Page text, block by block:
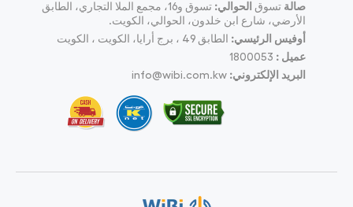
صالة تسوق الحوالي:
تسوق و16، مجمع الملا التجاري، الطابق
الأرضي، شارع ابن خلدون، الحوالي، الكويت.
أوفيس الرئيسي: الطابق 49 ، برج أرايا، الكويت ، الكويت
عميل : 1800053
البريد الإلكتروني: info@wibi.com.kw